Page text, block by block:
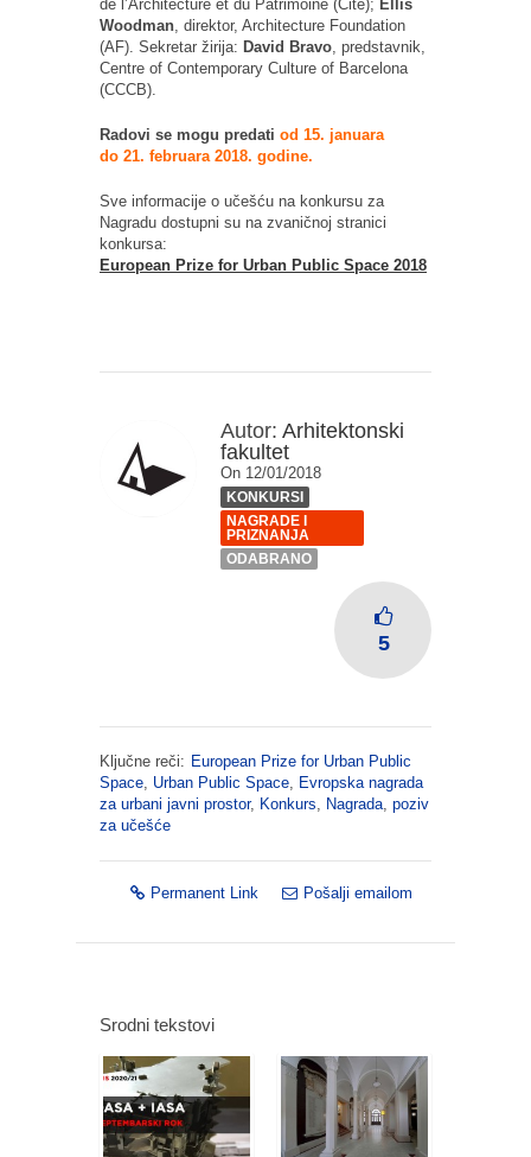
de l’Architecture et du Patrimoine (Cité); Ellis
Woodman , direktor, Architecture Foundation
(AF). Sekretar žirija: David Bravo , predstavnik,
Centre of Contemporary Culture of Barcelona
(CCCB).
Radovi se mogu predati od 15. januara
do 21. februara 2018. godine.
Sve informacije o učešću na konkursu za
Nagradu dostupni su na zvaničnoj stranici
konkursa:
European Prize for Urban Public Space 2018
Autor: Arhitektonski
fakultet
On 12/01/2018
KONKURSI
NAGRADE I
PRIZNANJA
ODABRANO
5
Ključne reči: European Prize for Urban Public
Space Urban Public Space Evropska nagrada
za urbani javni prostor, Konkurs Nagrada poziv
za učešće
Permanent Link Pošalji emailom
Srodni tekstovi